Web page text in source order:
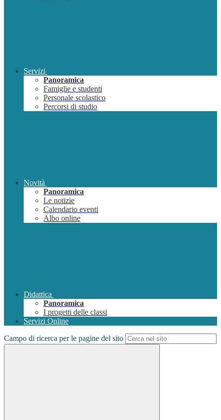
Servizi
Panoramica
Famiglie e studenti
Personale scolastico
Percorsi di studio
Novità
Panoramica
Le notizie
Calendario eventi
Albo online
Didattica
Panoramica
I progetti delle classi
Servizi Online
Campo di ricerca per le pagine del sito